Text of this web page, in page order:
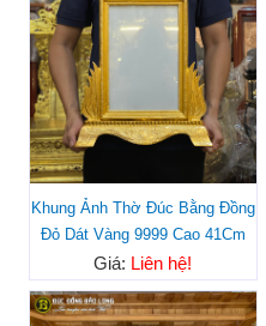
Khung Ảnh Thờ Đúc Bằng Đồng
Đỏ Dát Vàng 9999 Cao 41Cm
Giá: Liên hệ!